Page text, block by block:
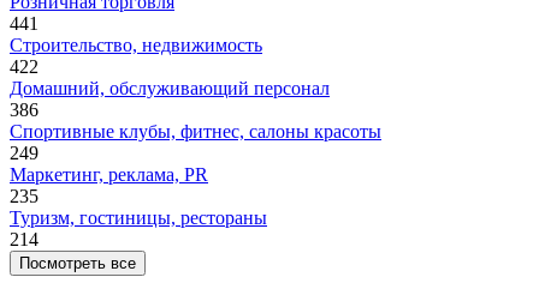
441
Строительство, недвижимость
422
Домашний, обслуживающий персонал
386
Спортивные клубы, фитнес, салоны красоты
249
Маркетинг, реклама, PR
235
Туризм, гостиницы, рестораны
214
Посмотреть все